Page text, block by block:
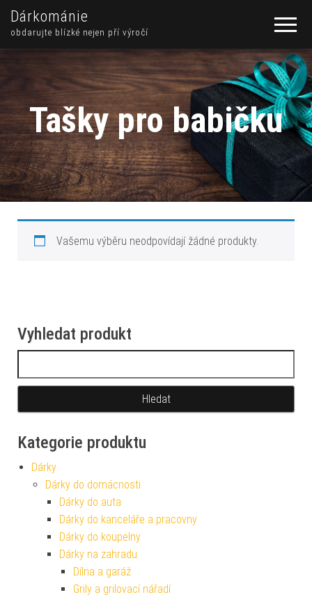
Dárkománie
obdarujte blízké nejen pří výročí
Tašky pro babičku
Vašemu výběru neodpovídají žádné produkty.
Vyhledat produkt
Kategorie produktu
Dárky
Dárky do domácnosti
Dárky do auta
Dárky do kanceláře a pracovny
Dárky do koupelny
Dárky na zahradu
Dílna a garáž
Grily a grilovací nářadí